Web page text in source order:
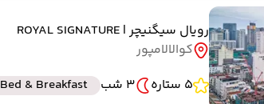
رویال سیگنیچر| ROYAL SIGNATURE
کوالالامپور
5 ستاره
3 شب Bed & Breakfast